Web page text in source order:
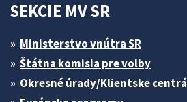
SEKCIE MV SR
Ministerstvo vnútra SR
Štátna komisia pre volby
Okresné úrady/Klientske centrá